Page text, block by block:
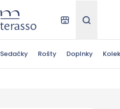
Materasso Kde kúpiťHľadať
Sedačky Rošty Doplnky